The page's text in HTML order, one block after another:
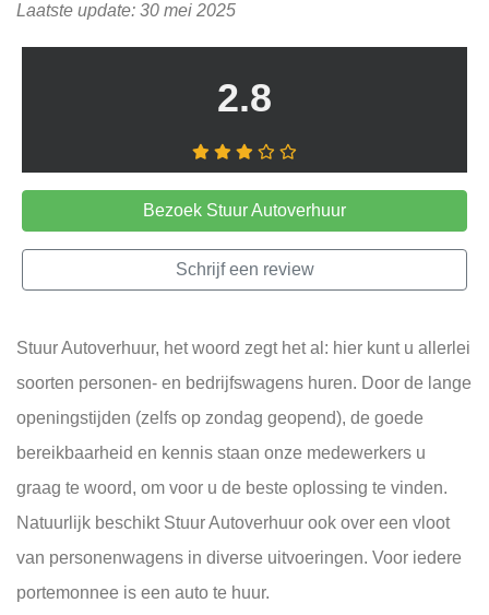
Laatste update: 30 mei 2025
2.8
Bezoek Stuur Autoverhuur
Schrijf een review
Stuur Autoverhuur, het woord zegt het al: hier kunt u allerlei
soorten personen- en bedrijfswagens huren. Door de lange
openingstijden (zelfs op zondag geopend), de goede
bereikbaarheid en kennis staan onze medewerkers u
graag te woord, om voor u de beste oplossing te vinden.
Natuurlijk beschikt Stuur Autoverhuur ook over een vloot
van personenwagens in diverse uitvoeringen. Voor iedere
portemonnee is een auto te huur.